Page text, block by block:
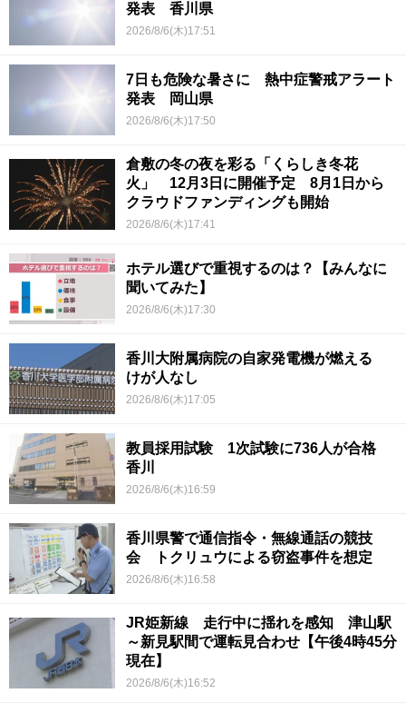
発表 香川県
2026/8/6(木)17:51
7日も危険な暑さに 熱中症警戒アラート
発表 岡山県
2026/8/6(木)17:50
倉敷の冬の夜を彩る「くらしき冬花
火」 12月3日に開催予定 8月1日から
クラウドファンディングも開始
2026/8/6(木)17:41
ホテル選びで重視するのは？【みんなに
聞いてみた】
2026/8/6(木)17:30
香川大附属病院の自家発電機が燃える
けが人なし
2026/8/6(木)17:05
教員採用試験 1次試験に736人が合格
香川
2026/8/6(木)16:59
香川県警で通信指令・無線通話の競技
会 トクリュウによる窃盗事件を想定
2026/8/6(木)16:58
JR姫新線 走行中に揺れを感知 津山駅
～新見駅間で運転見合わせ【午後4時45分
現在】
2026/8/6(木)16:52